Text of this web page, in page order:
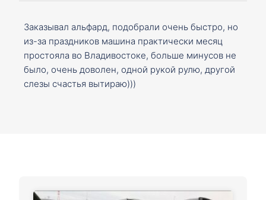
Заказывал альфард, подобрали очень быстро, но
из-за праздников машина практически месяц
простояла во Владивостоке, больше минусов не
было, очень доволен, одной рукой рулю, другой
слезы счастья вытираю)))